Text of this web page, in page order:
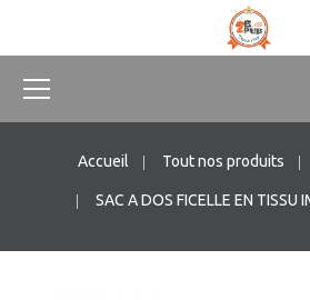
Accueil Tout nos produits
SAC A DOS FICELLE EN TISSU